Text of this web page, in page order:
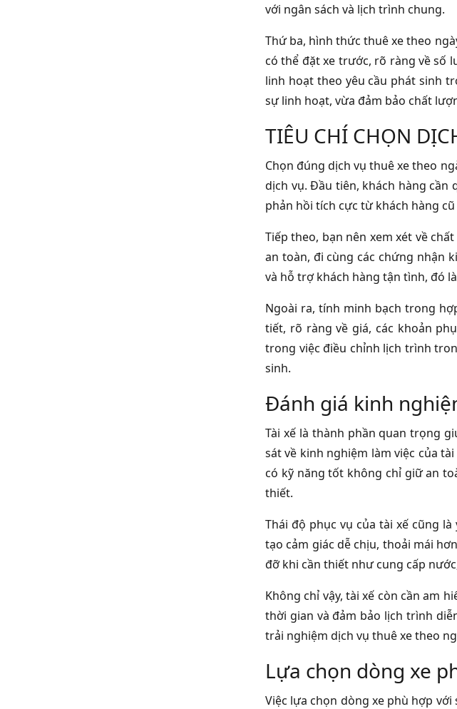
với ngân sách và lịch trình chung.
Thứ ba, hình thức thuê xe theo
có thể đặt xe trước, rõ ràng về số
linh hoạt theo yêu cầu phát sinh
sự linh hoạt, vừa đảm bảo chất
TIÊU CHÍ CHỌN
Chọn đúng dịch vụ thuê xe theo
dịch vụ. Đầu tiên, khách hàng cần
phản hồi tích cực từ khách hàng
Tiếp theo, bạn nên xem xét về
an toàn, đi cùng các chứng nhận
và hỗ trợ khách hàng tận tình, đó
Ngoài ra, tính minh bạch trong
tiết, rõ ràng về giá, các khoản
trong việc điều chỉnh lịch trình
sinh.
Đánh giá kinh
Tài xế là thành phần quan trọng
sát về kinh nghiệm làm việc của
có kỹ năng tốt không chỉ giữ an
thiết.
Thái độ phục vụ của tài xế cũng
tạo cảm giác dễ chịu, thoải mái
đỡ khi cần thiết như cung cấp
Không chỉ vậy, tài xế còn cần am
thời gian và đảm bảo lịch trình
trải nghiệm dịch vụ thuê xe theo
Lựa chọn dòng xe
Việc lựa chọn dòng xe phù hợp